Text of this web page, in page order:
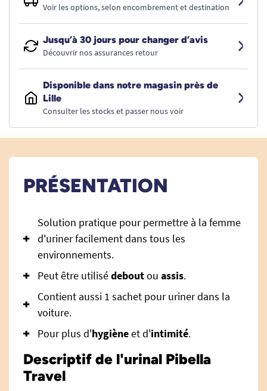
Voir les options, selon encombrement et destination
Jusqu’à 30 jours pour changer d’avis
Découvrir nos assurances retour
Disponible dans notre magasin près de
Lille
Consulter les stocks et passer nous voir
PRÉSENTATION
Solution pratique pour permettre à la femme
d'uriner facilement dans tous les
environnements.
Peut être utilisédeboutou assis.
Contient aussi 1 sachet pour uriner dans la
voiture.
Pour plus d'hygièneet d'intimité.
Descriptif de l'urinal Pibella
Travel